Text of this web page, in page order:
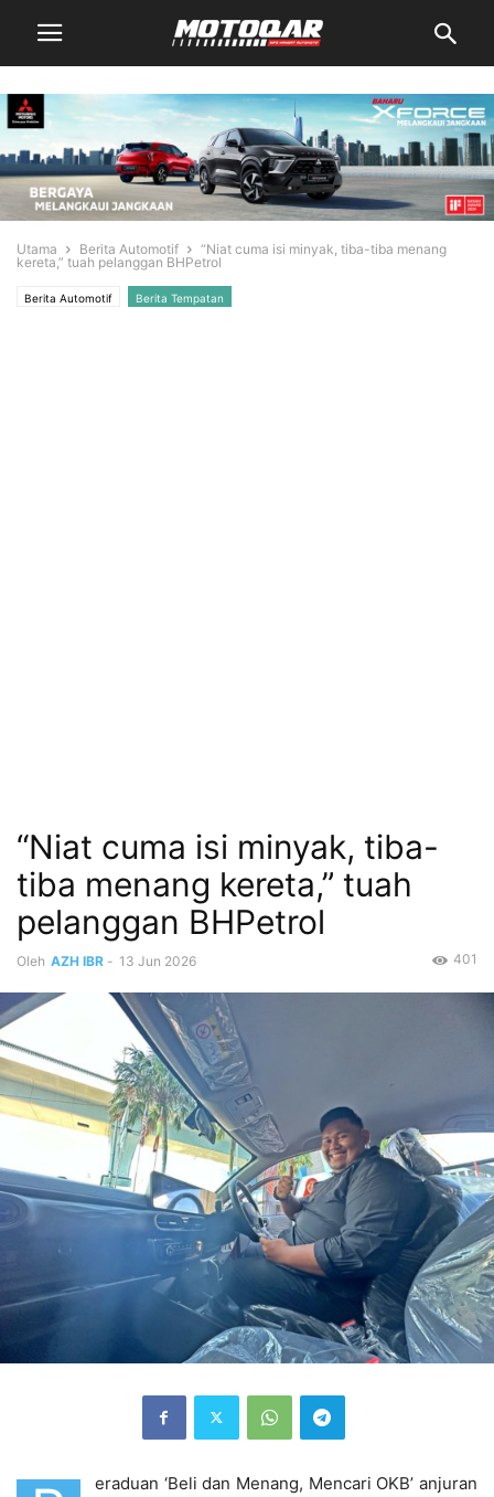
Utama Berita Automotif
“Niat cuma isi minyak, tiba-tiba menang
kereta,” tuah pelanggan BHPetrol
Berita Automotif Berita Tempatan
“Niat cuma isi minyak, tiba-
tiba menang kereta,” tuah
pelanggan BHPetrol
Oleh AZH IBR - 13 Jun 2026 401
eraduan ‘Beli dan Menang, Mencari OKB’ anjuran